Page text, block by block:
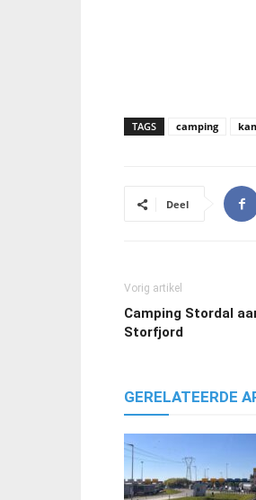
TAGS camping
Deel
Vorig artikel
Camping Stordal
Storfjord
GERELATEERDE